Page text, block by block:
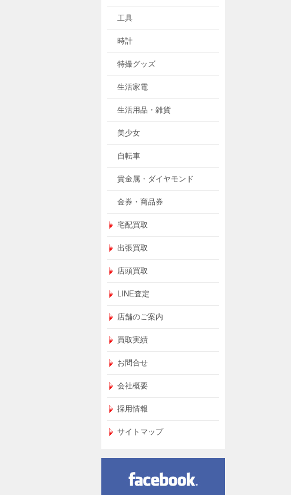
工具
時計
特撮グッズ
生活家電
生活用品・雑貨
美少女
自転車
貴金属・ダイヤモンド
金券・商品券
宅配買取
出張買取
店頭買取
LINE査定
店舗のご案内
買取実績
お問合せ
会社概要
採用情報
サイトマップ